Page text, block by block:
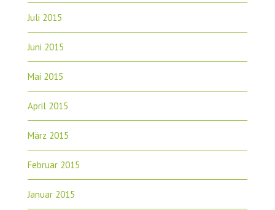
Juli 2015
Juni 2015
Mai 2015
April 2015
März 2015
Februar 2015
Januar 2015